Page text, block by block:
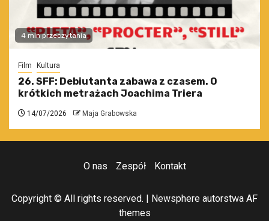
4 min przeczytania
Film Kultura
26. SFF: Debiutanta zabawa z czasem. O
krótkich metrażach Joachima Triera
14/07/2026 Maja Grabowska
O nas Zespół Kontakt
Copyright © All rights reserved. Newsphere autorstwa AF
themes